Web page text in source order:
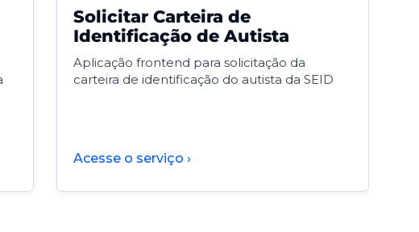
Solicitar Carteira de
Identificação de Autista
Aplicação frontend para solicitação da
carteira de identificação do autista da SEID
Acesse o serviço ›